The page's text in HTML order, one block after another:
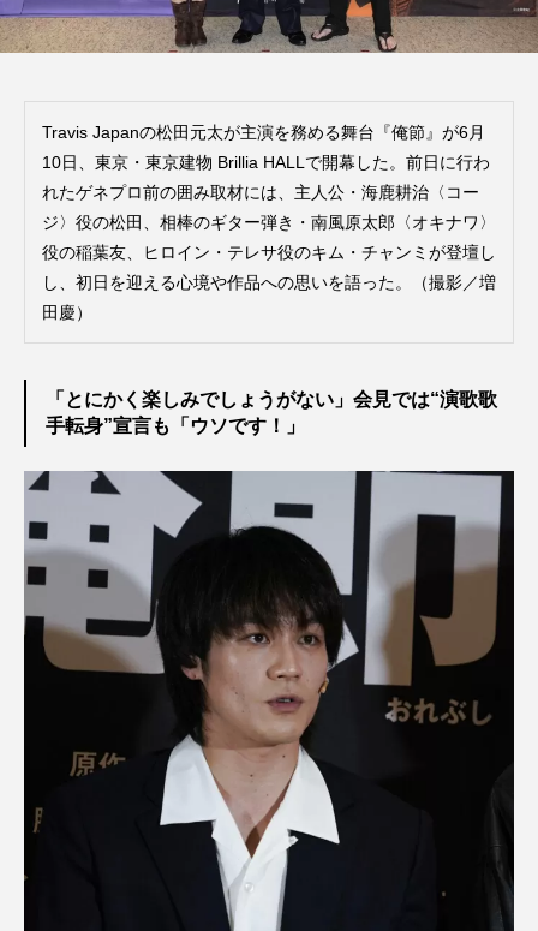
Travis Japanの松田元太が主演を務める舞台『俺節』が6月
10日、東京・東京建物 Brillia HALLで開幕した。前日に行わ
れたゲネプロ前の囲み取材には、主人公・海鹿耕治〈コー
ジ〉役の松田、相棒のギター弾き・南風原太郎〈オキナワ〉
役の稲葉友、ヒロイン・テレサ役のキム・チャンミが登壇し
し、初日を迎える心境や作品への思いを語った。（撮影／増
田慶）
「とにかく楽しみでしょうがない」会見では“演歌歌
手転身”宣言も「ウソです！」